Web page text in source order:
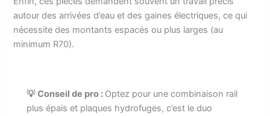
autour des arrivées d’eau et des gaines électriques, ce qui
nécessite des montants espacés ou plus larges (au
minimum R70).
💡 Conseil de pro : Optez pour une combinaison rail
plus épais et plaques hydrofuges, c’est le duo